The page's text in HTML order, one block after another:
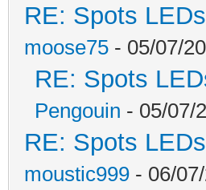
RE: Spots
moose75 - 05/07/
RE: Spots
Pengouin - 05/07/
RE: Spots
moustic999 - 06/